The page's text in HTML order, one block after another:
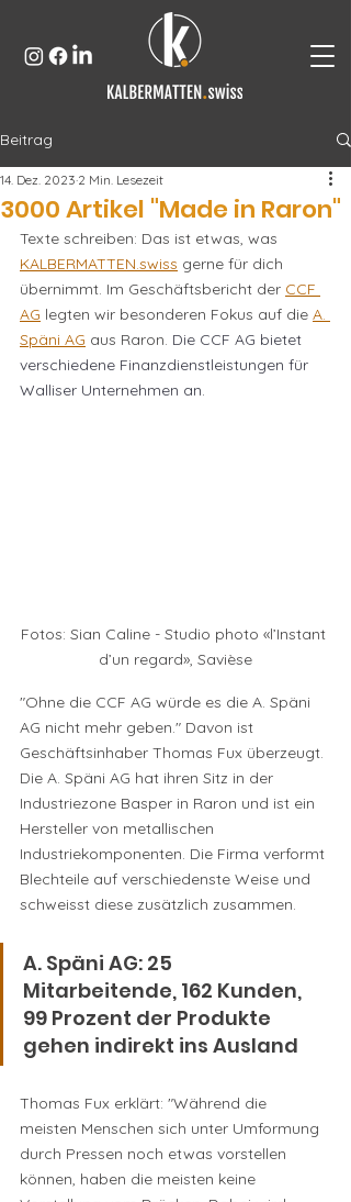
Beitrag
3000 Artikel "Made in Raron"
14. Dez. 2023 2 Min. Lesezeit
Texte schreiben: Das ist etwas, was
KALBERMATTEN.swiss gerne für dich
übernimmt. Im Geschäftsbericht der CCF
AG legten wir besonderen Fokus auf die A.
Späni AG aus Raron. Die CCF AG bietet
verschiedene Finanzdienstleistungen für
Walliser Unternehmen an.
Fotos: Sian Caline - Studio photo «l’Instant
d’un regard», Savièse
"Ohne die CCF AG würde es die A. Späni
AG nicht mehr geben." Davon ist
Geschäftsinhaber Thomas Fux überzeugt.
Die A. Späni AG hat ihren Sitz in der
Industriezone Basper in Raron und ist ein
Hersteller von metallischen
Industriekomponenten. Die Firma verformt
Blechteile auf verschiedenste Weise und
schweisst diese zusätzlich zusammen.
A. Späni AG: 25
Mitarbeitende, 162 Kunden,
99 Prozent der Produkte
gehen indirekt ins Ausland
Thomas Fux erklärt: "Während die
meisten Menschen sich unter Umformung
durch Pressen noch etwas vorstellen
können, haben die meisten keine